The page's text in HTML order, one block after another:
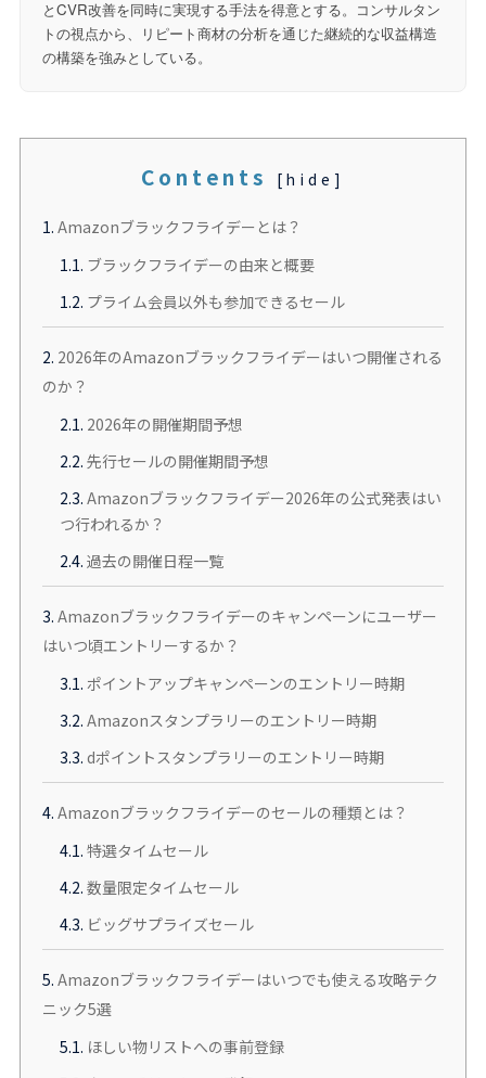
とCVR改善を同時に実現する手法を得意とする。コンサルタン
トの視点から、リピート商材の分析を通じた継続的な収益構造
の構築を強みとしている。
Contents [ hide ]
1. Amazonブラックフライデーとは？
1.1. ブラックフライデーの由来と概要
1.2. プライム会員以外も参加できるセール
2. 2026年のAmazonブラックフライデーはいつ開催される
のか？
2.1. 2026年の開催期間予想
2.2. 先行セールの開催期間予想
2.3. Amazonブラックフライデー2026年の公式発表はい
つ行われるか？
2.4. 過去の開催日程一覧
3. Amazonブラックフライデーのキャンペーンにユーザー
はいつ頃エントリーするか？
3.1. ポイントアップキャンペーンのエントリー時期
3.2. Amazonスタンプラリーのエントリー時期
3.3. dポイントスタンプラリーのエントリー時期
4. Amazonブラックフライデーのセールの種類とは？
4.1. 特選タイムセール
4.2. 数量限定タイムセール
4.3. ビッグサプライズセール
5. Amazonブラックフライデーはいつでも使える攻略テク
ニック5選
5.1. ほしい物リストへの事前登録